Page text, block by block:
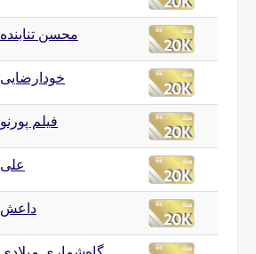
محسن تنابنده
خودارضایی
فیلم پورنو
علی
داعش